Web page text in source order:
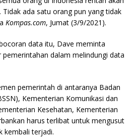
ada satu orang pun yang tidak
Kompas.com, Jumat (3/9/2021).
data itu, Dave meminta
dalam melindungi data
pemerintah di antaranya Badan
Kementerian Komunikasi dan
Kesehatan, Kementerian
harus terlibat untuk mengusut
kembali terjadi.